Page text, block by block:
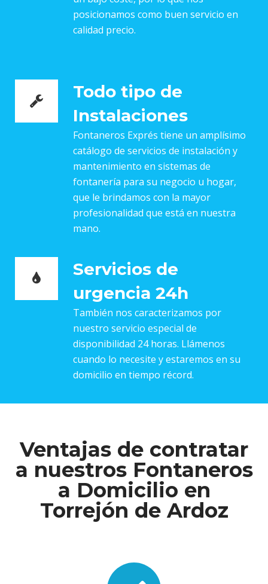
posicionamos como buen servicio en
calidad precio.
Todo tipo de
Instalaciones
Fontaneros Exprés tiene un amplísimo
catálogo de servicios de instalación y
mantenimiento en sistemas de
fontanería para su negocio u hogar,
que le brindamos con la mayor
profesionalidad que está en nuestra
mano.
Servicios de
urgencia 24h
También nos caracterizamos por
nuestro servicio especial de
disponibilidad 24 horas. Llámenos
cuando lo necesite y estaremos en su
domicilio en tiempo récord.
Ventajas de contratar
a nuestros Fontaneros
a Domicilio en
Torrejón de Ardoz